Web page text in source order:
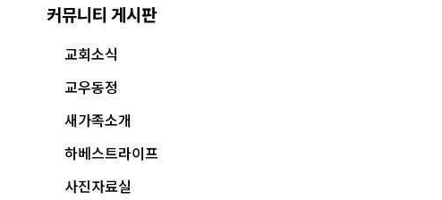
커뮤니티 게시판
교회소식
교우동정
새가족소개
하베스트라이프
사진자료실